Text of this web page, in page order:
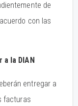
de
con las
a la DIAN
entregar a
facturas